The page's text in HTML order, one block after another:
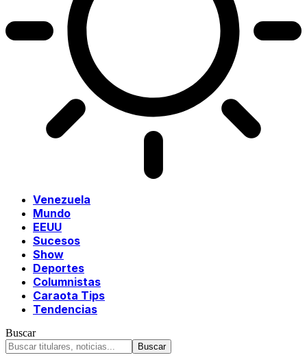
Venezuela
Mundo
EEUU
Sucesos
Show
Deportes
Columnistas
Caraota Tips
Tendencias
Buscar